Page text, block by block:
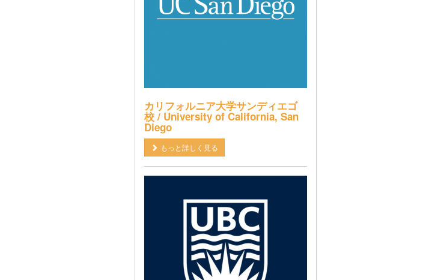
カリフォルニア大学サンディエゴ
校 / University of California, San
Diego
もっと詳しく見る